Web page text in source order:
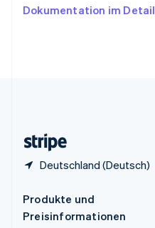
Dokumentation im Detail
Deutschland (Deutsch)
English
Produkte und
Preisinformationen